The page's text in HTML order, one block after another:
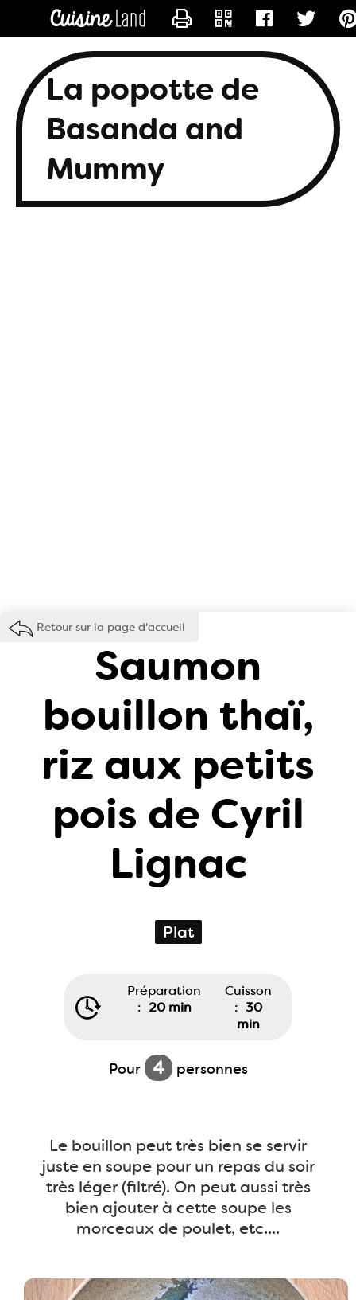
La popotte de
Basanda and
Mummy
Retour sur la page d'accueil
Saumon
bouillon thaï,
riz aux petits
pois de Cyril
Lignac
Plat
Préparation
: 20 min
Cuisson
: 30
min
Pour 4 personnes
Le bouillon peut très bien se servir
juste en soupe pour un repas du soir
très léger (filtré). On peut aussi très
bien ajouter à cette soupe les
morceaux de poulet, etc....
CONTACTER BASANDA